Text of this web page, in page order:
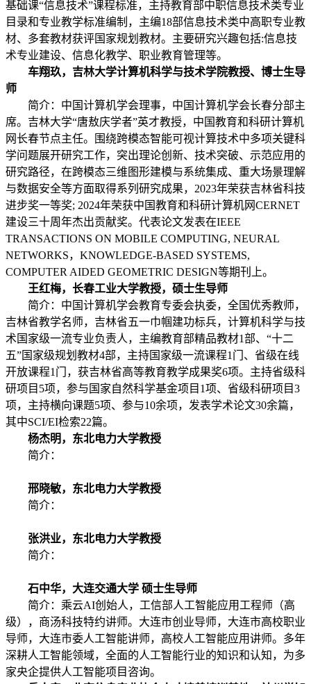
基础课“信息技术”课程标准，主持教育部中职信息技术类专业
目录和专业教学标准编制，主编18部信息技术类中高职专业教
材、多套教材获评国家规划教材。主要研究兴趣包括:信息技
术专业建设、信息化教学、职业教育管理等。
车翔玖，吉林大学计算机科学与技术学院教授、博士生导
师
简介：中国计算机学会理事，中国计算机学会长春分部主
席。吉林大学“唐敖庆学者”英才教授，中国教育和科研计算机
网长春节点主任。围绕跨模态智能可视计算技术中多项关键科
学问题展开研究工作，突出理论创新、技术突破、示范应用的
研究路径，在跨模态三维图形建模与系统集成、重大场景理解
与数据安全等方面取得系列研究成果，2023年荣获吉林省科技
进步奖一等奖; 2024年荣获中国教育和科研计算机网CERNET
建设三十周年杰出贡献奖。代表论文发表在IEEE
TRANSACTIONS ON MOBILE COMPUTING, NEURAL
NETWORKS，KNOWLEDGE-BASED SYSTEMS,
COMPUTER AIDED GEOMETRIC DESIGN等期刊上。
王红梅，长春工业大学教授，硕士生导师
简介：中国计算机学会教育专委会执委， 全国优秀教师，
吉林省教学名师，吉林省五一巾帼建功标兵，计算机科学与技
术国家级一流专业负责人，主编教育部精品教材1部、“十二
五”国家级规划教材4部，主持国家级一流课程1门、省级在线
开放课程1门，获吉林省高等教育教学成果奖6项。主持省级科
研项目5项，参与国家自然科学基金项目1项、省级科研项目3
项，主持横向课题5项、参与10余项，发表学术论文30余篇，
其中SCI/EI检索22篇。
杨杰明，东北电力大学教授
简介：
邢晓敏，东北电力大学教授
简介：
张洪业，东北电力大学教授
简介：
石中华，大连交通大学 硕士生导师
简介：乘云AI创始人，工信部人工智能应用工程师（高
级），商汤科技特约讲师。大连市创业导师，大连市高校职业
导师，大连市委人工智能讲师，高校人工智能应用讲师。多年
深耕人工智能领域，全面的人工智能行业的知识和认知，为多
家央企提供人工智能项目咨询。